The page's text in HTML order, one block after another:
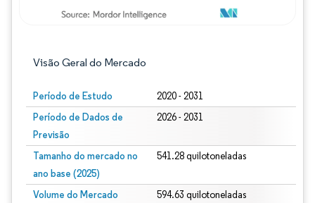
Visão Geral do Mercado
Período de Estudo 2020 - 2031
Período de Dados de
Previsão
2026 - 2031
Tamanho do mercado no
ano base (2025)
541.28 quilotoneladas
Volume do Mercado
594.63 quilotoneladas